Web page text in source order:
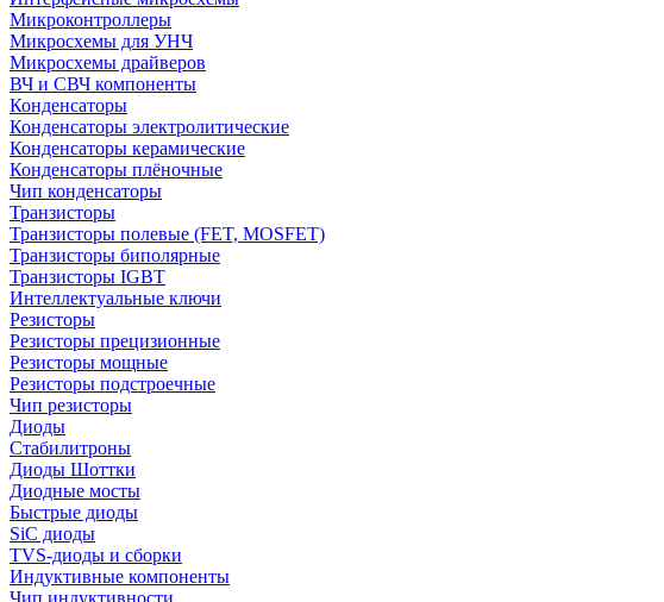
Микроконтроллеры
Микросхемы для УНЧ
Микросхемы драйверов
ВЧ и СВЧ компоненты
Конденсаторы
Конденсаторы электролитические
Конденсаторы керамические
Конденсаторы плёночные
Чип конденсаторы
Транзисторы
Транзисторы полевые (FET, MOSFET)
Транзисторы биполярные
Транзисторы IGBT
Интеллектуальные ключи
Резисторы
Резисторы прецизионные
Резисторы мощные
Резисторы подстроечные
Чип резисторы
Диоды
Стабилитроны
Диоды Шоттки
Диодные мосты
Быстрые диоды
SiC диоды
TVS-диоды и сборки
Индуктивные компоненты
Чип индуктивности